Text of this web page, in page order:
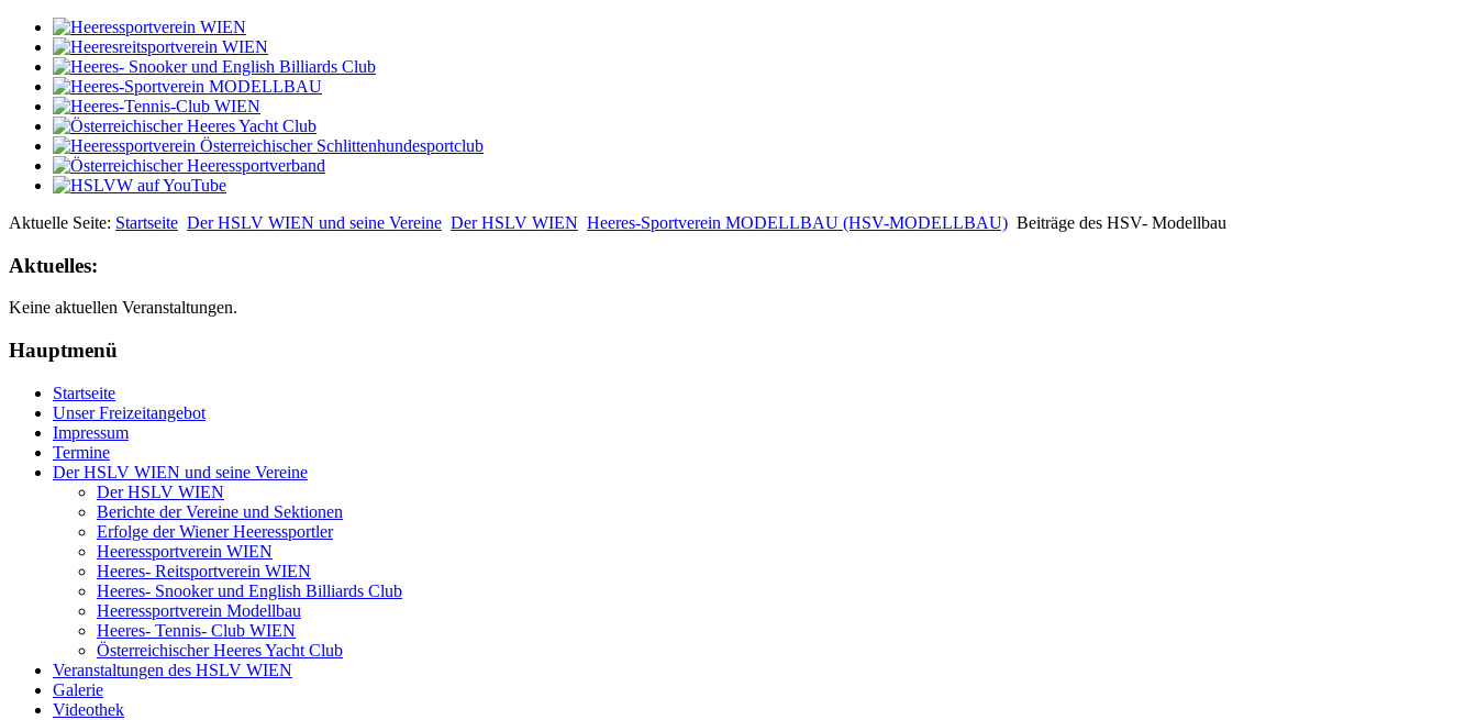
Aktuelle Seite: Startseite Der HSLV WIEN und seine Vereine Der HSLV WIEN Heeres-Sportverein MODELLBAU (HSV-MODELLBAU) Beiträge des HSV- Modellbau
Aktuelles:
Keine aktuellen Veranstaltungen.
Hauptmenü
Startseite
Unser Freizeitangebot
Impressum
Termine
Der HSLV WIEN und seine Vereine
Der HSLV WIEN
Berichte der Vereine und Sektionen
Erfolge der Wiener Heeressportler
Heeressportverein WIEN
Heeres- Reitsportverein WIEN
Heeres- Snooker und English Billiards Club
Heeressportverein Modellbau
Heeres- Tennis- Club WIEN
Österreichischer Heeres Yacht Club
Veranstaltungen des HSLV WIEN
Galerie
Videothek